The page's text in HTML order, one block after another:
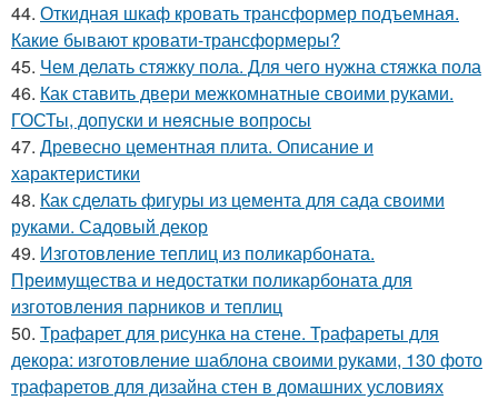
44. Откидная шкаф кровать трансформер подъемная.
Какие бывают кровати-трансформеры?
45. Чем делать стяжку пола. Для чего нужна стяжка пола
46. Как ставить двери межкомнатные своими руками.
ГОСТы, допуски и неясные вопросы
47. Древесно цементная плита. Описание и
характеристики
48. Как сделать фигуры из цемента для сада своими
руками. Садовый декор
49. Изготовление теплиц из поликарбоната.
Преимущества и недостатки поликарбоната для
изготовления парников и теплиц
50. Трафарет для рисунка на стене. Трафареты для
декора: изготовление шаблона своими руками, 130 фото
трафаретов для дизайна стен в домашних условиях